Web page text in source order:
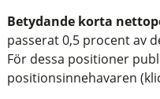
Betydande korta
passerat 0,5 procent av
För dessa positioner
positionsinnehavaren